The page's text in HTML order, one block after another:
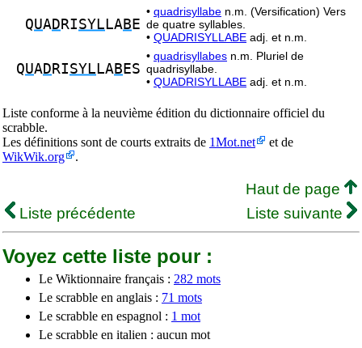
QUAD RISYL LAB E
• quadrisyllabe n.m. (Versification) Vers
de quatre syllables.
• QUADRISYLLABE adj. et n.m.
QUAD RISYL LAB ES
• quadrisyllabes n.m. Pluriel de
quadrisyllabe.
• QUADRISYLLABE adj. et n.m.
Liste conforme à la neuvième édition du dictionnaire officiel du
scrabble.
Les définitions sont de courts extraits de 1Mot.net
et de
WikWik.org
.
Haut de page
Liste précédente
Liste suivante
Voyez cette liste pour :
Le Wiktionnaire français : 282 mots
Le scrabble en anglais : 71 mots
Le scrabble en espagnol : 1 mot
Le scrabble en italien : aucun mot